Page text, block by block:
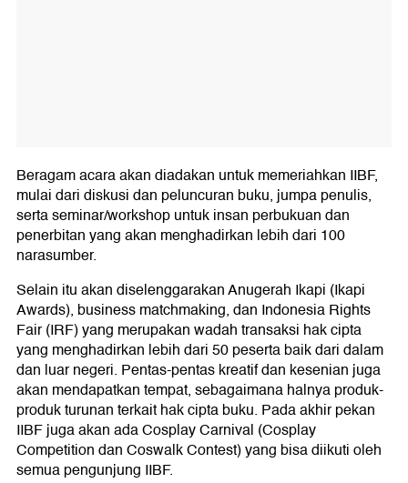
Beragam acara akan diadakan untuk memeriahkan IIBF,
mulai dari diskusi dan peluncuran buku, jumpa penulis,
serta seminar/workshop untuk insan perbukuan dan
penerbitan yang akan menghadirkan lebih dari 100
narasumber.
Selain itu akan diselenggarakan Anugerah Ikapi (Ikapi
Awards), business matchmaking, dan Indonesia Rights
Fair (IRF) yang merupakan wadah transaksi hak cipta
yang menghadirkan lebih dari 50 peserta baik dari dalam
dan luar negeri. Pentas-pentas kreatif dan kesenian juga
akan mendapatkan tempat, sebagaimana halnya produk-
produk turunan terkait hak cipta buku. Pada akhir pekan
IIBF juga akan ada Cosplay Carnival (Cosplay
Competition dan Coswalk Contest) yang bisa diikuti oleh
semua pengunjung IIBF.